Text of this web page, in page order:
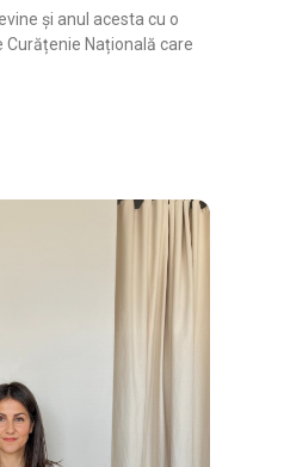
și anul acesta cu o
Curățenie Națională care